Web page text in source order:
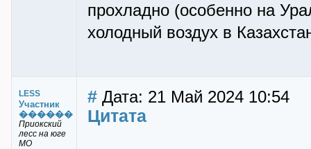
прохладно (особенно на
холодный воздух в
LESS
Участник
������
Приокский
лесс на юге
МО
# Дата: 21 Май 2024 10:54
Цитата